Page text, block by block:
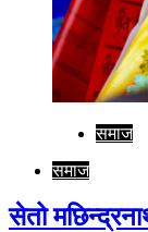
समाज
समाज
सेतो